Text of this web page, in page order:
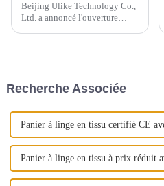
Beijing Ulike Technology Co.,
Ltd. a annoncé l'ouverture
clients une expérience
Recherche Associée
Panier à linge en tissu certifié CE
Panier à linge en tissu à prix réduit